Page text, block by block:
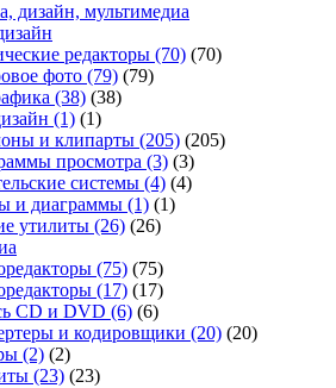
дизайн, мультимедиа
редакторы (70) (70)
фото (79) (79)
(38) (38)
(1) (1)
и клипарты (205) (205)
просмотра (3) (3)
системы (4) (4)
и диаграммы (1) (1)
утилиты (26) (26)
(75) (75)
(17) (17)
CD и DVD (6) (6)
и кодировщики (20) (20)
(2) (2)
(23) (23)